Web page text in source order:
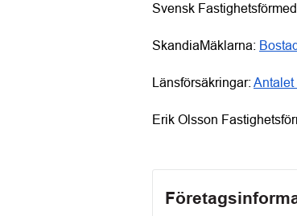
Svensk
SkandiaMäklarna:
Länsförsäkringar: Antalet
Erik Olsson